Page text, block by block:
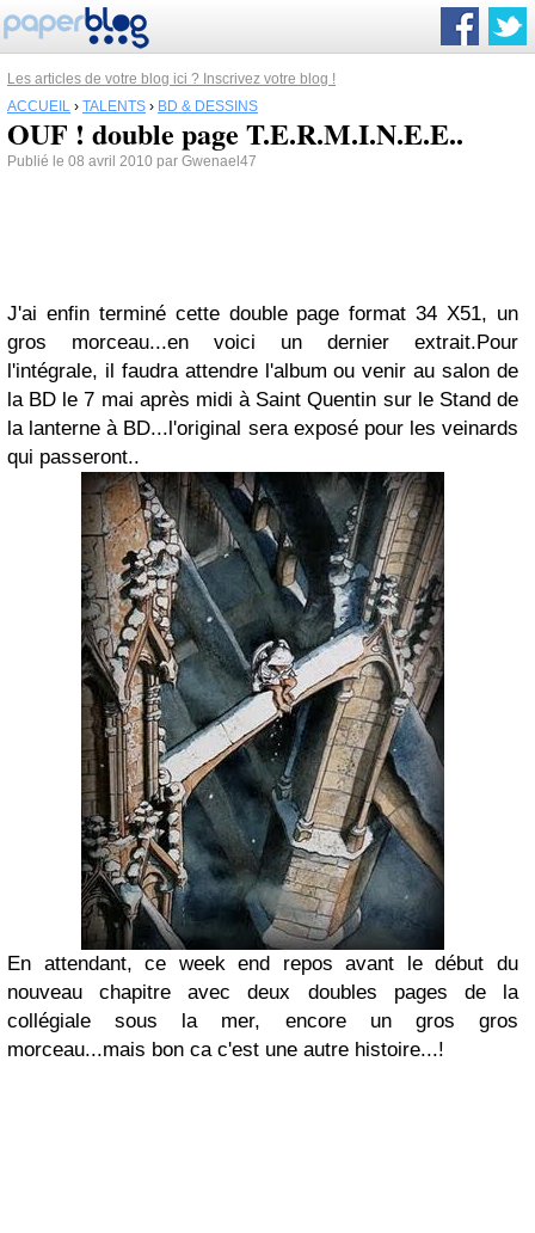
Les articles de votre blog ici ? Inscrivez votre blog !
ACCUEIL › TALENTS › BD & DESSINS
OUF ! double page T.E.R.M.I.N.E.E..
Publié le 08 avril 2010 par Gwenael47
J'ai enfin terminé cette double page format 34 X51, un
gros morceau...en voici un dernier extrait.Pour
l'intégrale, il faudra attendre l'album ou venir au salon de
la BD le 7 mai après midi à Saint Quentin sur le Stand de
la lanterne à BD...l'original sera exposé pour les veinards
qui passeront..
En attendant, ce week end repos avant le début du
nouveau chapitre avec deux doubles pages de la
collégiale sous la mer, encore un gros gros
morceau...mais bon ca c'est une autre histoire...!